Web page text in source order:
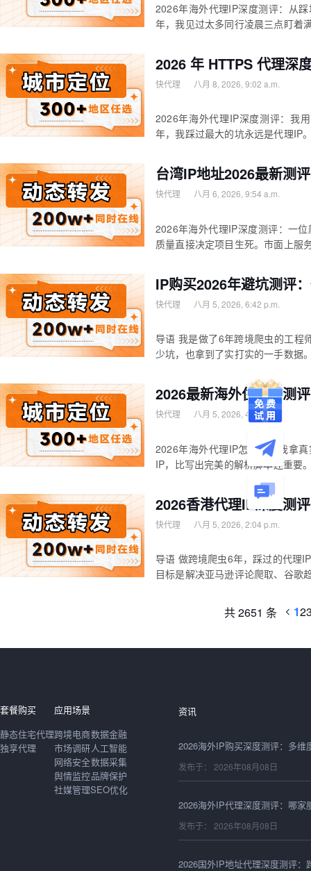
2026年海外代理IP深度测评：从
年，我见过太多同行凌晨三点盯着
2026 年 HTTPS 代理深
快代理 八月 8, 2026, 9:02 a.m.
2026年海外代理IP深度测评：我
年，我踩过最大的坑永远是代理IP
台湾IP地址2026最新测
快代理 八月 6, 2026, 9:54 a.m.
2026年海外代理IP深度测评：一
质量直接决定项目生死。市面上服
IP购买2026年避坑测评
快代理 八月 5, 2026, 6:42 p.m.
导语 我是做了6年跨境爬虫的工程
少坑，也拿到了实打实的一手数据
2026最新海外住宅IP测
快代理 八月 5, 2026, 4:46 p.m.
2026年海外代理IP怎么选？我拿
IP，比写出完美的解析脚本还重要
2026香港代理IP深度测
快代理 八月 5, 2026, 2:04 p.m.
导语 做跨境爬虫6年，踩过的代理
目标是解决亚马逊评论爬取、谷歌
共 2651 条 12
套餐购买
静态住宅代理
独享代理
应用场景
跨境电商
市场调研
网络安全
舆情监控
社媒管理
数据金融
人工智能
数据采集
品牌保护
SEO优化
资讯
发布于： 2026年08月08日
发布于： 2026年08月08日
发布于： 2026年08月08日